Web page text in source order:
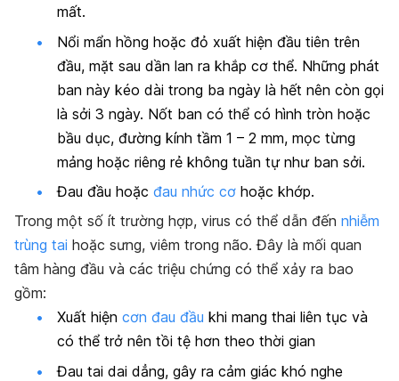
mất.
Nổi mẩn hồng hoặc đỏ xuất hiện đầu tiên trên
đầu, mặt sau dần lan ra khắp cơ thể. Những phát
ban này kéo dài trong ba ngày là hết nên còn gọi
là sởi 3 ngày. Nốt ban có thể có hình tròn hoặc
bầu dục, đường kính tầm 1 – 2 mm, mọc từng
mảng hoặc riêng rẻ không tuần tự như ban sởi.
Đau đầu hoặc đau nhức cơ hoặc khớp.
Trong một số ít trường hợp, virus có thể dẫn đến nhiễm
trùng tai hoặc sưng, viêm trong não. Đây là mối quan
tâm hàng đầu và các triệu chứng có thể xảy ra bao
gồm:
Xuất hiện cơn đau đầu khi mang thai liên tục và
có thể trở nên tồi tệ hơn theo thời gian
Đau tai dai dẳng, gây ra cảm giác khó nghe